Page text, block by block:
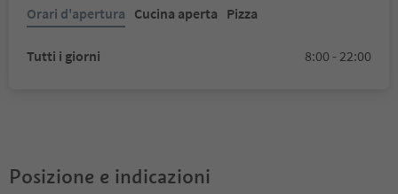
Orari d'apertura Cucina aperta Pizza
Tutti i giorni 8:00 - 22:00
Posizione e indicazioni